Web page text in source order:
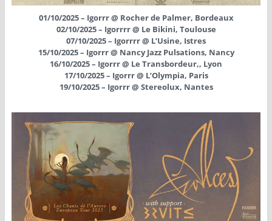
01/10/2025 – Igorrr @ Rocher de Palmer, Bordeaux
02/10/2025 – Igorrrr @ Le Bikini, Toulouse
07/10/2025 – Igorrrr @ L’Usine, Istres
15/10/2025 – Igorrr @ Nancy Jazz Pulsations, Nancy
16/10/2025 – Igorrr @ Le Transbordeur,, Lyon
17/10/2025 – Igorrr @ L’Olympia, Paris
19/10/2025 – Igorrr @ Stereolux, Nantes